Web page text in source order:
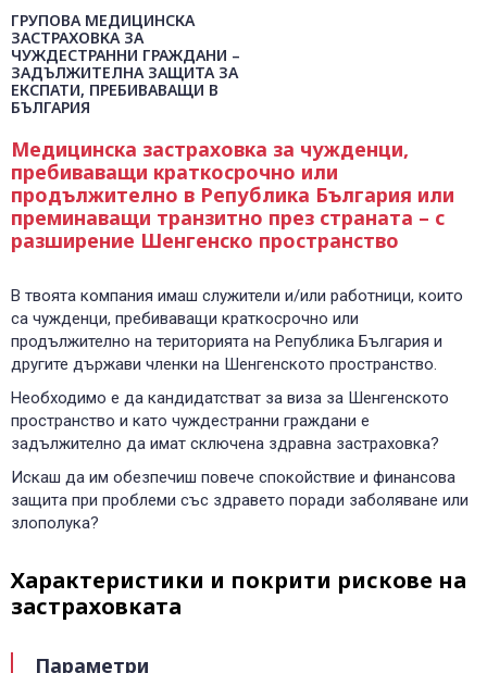
Правила и политики, свързани с обслужването
Плати вноска
Уведоми за събитие
ГРУПОВА МЕДИЦИНСКА
ЗАСТРАХОВКА ЗА
ЧУЖДЕСТРАННИ ГРАЖДАНИ –
ЗАДЪЛЖИТЕЛНА ЗАЩИТА ЗА
ЕКСПАТИ, ПРЕБИВАВАЩИ В
БЪЛГАРИЯ
Медицинска застраховка за чужденци,
пребиваващи краткосрочно или
продължително в Република България или
преминаващи транзитно през страната – с
разширение Шенгенско пространство
В твоята компания имаш служители и/или работници, които
са чужденци, пребиваващи краткосрочно или
продължително на територията на Република България и
другите държави членки на Шенгенското пространство.
Необходимо е да кандидатстват за виза за Шенгенското
пространство и като чуждестранни граждани е
задължително да имат сключена здравна застраховка?
Искаш да им обезпечиш повече спокойствие и финансова
защита при проблеми със здравето поради заболяване или
злополука?
Характеристики и покрити рискове на
застраховката
Параметри